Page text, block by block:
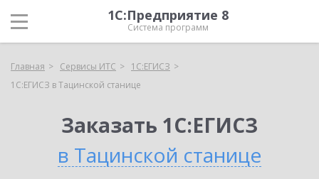
1С:Предприятие 8
Система программ
Главная Сервисы ИТС
1С:ЕГИСЗ
1С:ЕГИСЗ в Тацинской станице
Заказать 1С:ЕГИСЗ
в Тацинской станице